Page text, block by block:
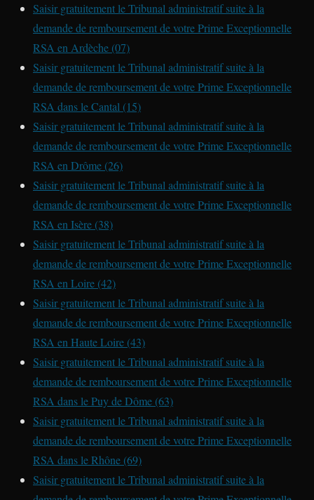
Saisir gratuitement le Tribunal administratif suite à la
demande de remboursement de votre Prime Exceptionnelle
RSA en Ardèche (07)
Saisir gratuitement le Tribunal administratif suite à la
demande de remboursement de votre Prime Exceptionnelle
RSA dans le Cantal (15)
Saisir gratuitement le Tribunal administratif suite à la
demande de remboursement de votre Prime Exceptionnelle
RSA en Drôme (26)
Saisir gratuitement le Tribunal administratif suite à la
demande de remboursement de votre Prime Exceptionnelle
RSA en Isère (38)
Saisir gratuitement le Tribunal administratif suite à la
demande de remboursement de votre Prime Exceptionnelle
RSA en Loire (42)
Saisir gratuitement le Tribunal administratif suite à la
demande de remboursement de votre Prime Exceptionnelle
RSA en Haute Loire (43)
Saisir gratuitement le Tribunal administratif suite à la
demande de remboursement de votre Prime Exceptionnelle
RSA dans le Puy de Dôme (63)
Saisir gratuitement le Tribunal administratif suite à la
demande de remboursement de votre Prime Exceptionnelle
RSA dans le Rhône (69)
Saisir gratuitement le Tribunal administratif suite à la